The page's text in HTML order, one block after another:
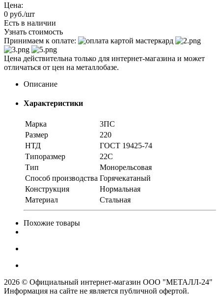
Цена:
0 руб./шт
Есть в наличии
Узнать стоимость
Принимаем к оплате:
Цена действительна только для интернет-магазина и может
отличаться от цен на металлобазе.
Описание
Характеристики
Марка
3ПС
Размер
220
НТД
ГОСТ 19425-74
Типоразмер
22С
Тип
Монорельсовая
Способ производства Горячекатаный
Конструкция
Нормальная
Материал
Стальная
Похожие товары
2026 © Официальный интернет-магазин ООО "МЕТАЛЛ-24"
Информация на сайте не является публичной офертой.